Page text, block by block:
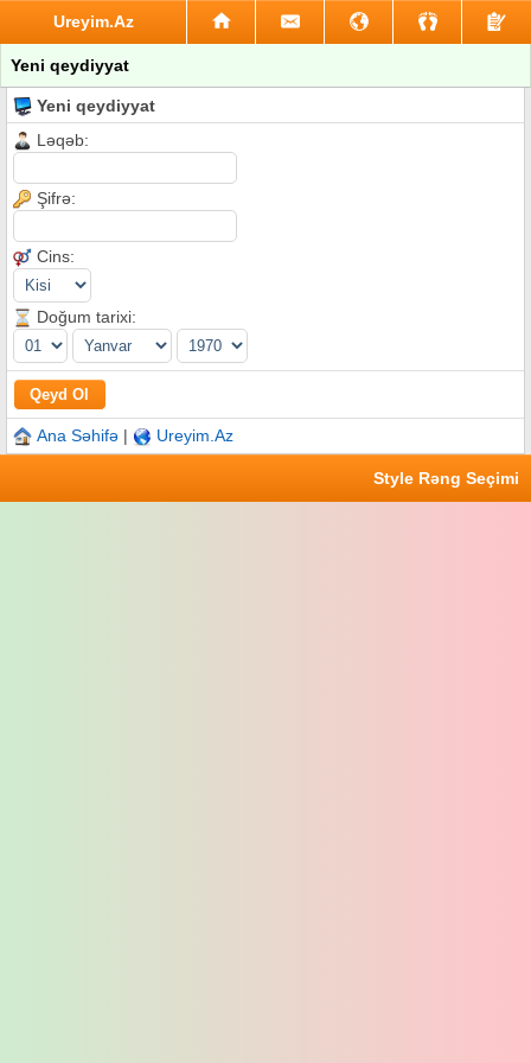
Ureyim.Az
Yeni qeydiyyat
Yeni qeydiyyat
Ləqəb:
Şifrə:
Cins:
Doğum tarixi:
Ana Səhifə | Ureyim.Az
Style Rəng Seçimi